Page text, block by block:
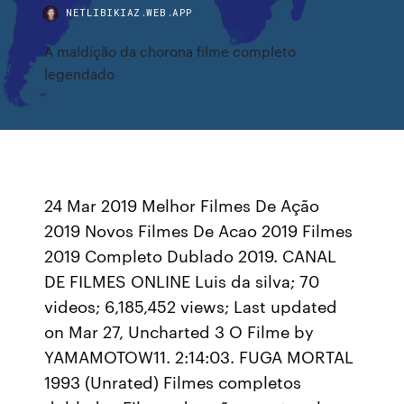
NETLIBIKIAZ.WEB.APP
A maldição da chorona filme completo
legendado
24 Mar 2019 Melhor Filmes De Ação
2019 Novos Filmes De Acao 2019 Filmes
2019 Completo Dublado 2019. CANAL
DE FILMES ONLINE Luis da silva; 70
videos; 6,185,452 views; Last updated
on Mar 27, Uncharted 3 O Filme by
YAMAMOTOW11. 2:14:03. FUGA MORTAL
1993 (Unrated) Filmes completos